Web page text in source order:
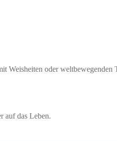
Weisheiten oder weltbewegenden
auf das Leben.